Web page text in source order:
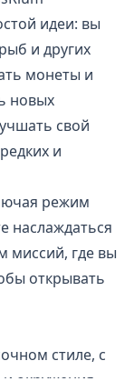
идеи: вы
и других
монеты и
новых
свой
и
режим
наслаждаться
миссий, где вы
открывать
стиле, с
окружения.